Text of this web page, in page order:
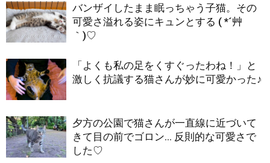
バンザイしたまま眠っちゃう子猫。その
可愛さ溢れる姿にキュンとする ( *´艸
｀)♡
「よくも私の足をくすぐったわね！」と
激しく抗議する猫さんが妙に可愛かった♪
夕方の公園で猫さんが一直線に近づいて
きて目の前でゴロン… 反則的な可愛さで
した♡